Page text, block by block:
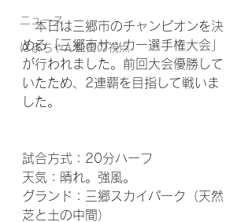
ニュース
はまちゃん監督の視点
本日は三郷市のチャンピオンを決
める「三郷市サッカー選手権大会」
が行われました。前回大会優勝して
いたため、2連覇を目指して戦いま
した。
試合方式：20分ハーフ
天気：晴れ。強風。
グランド：三郷スカイパーク（天然
芝と土の中間）